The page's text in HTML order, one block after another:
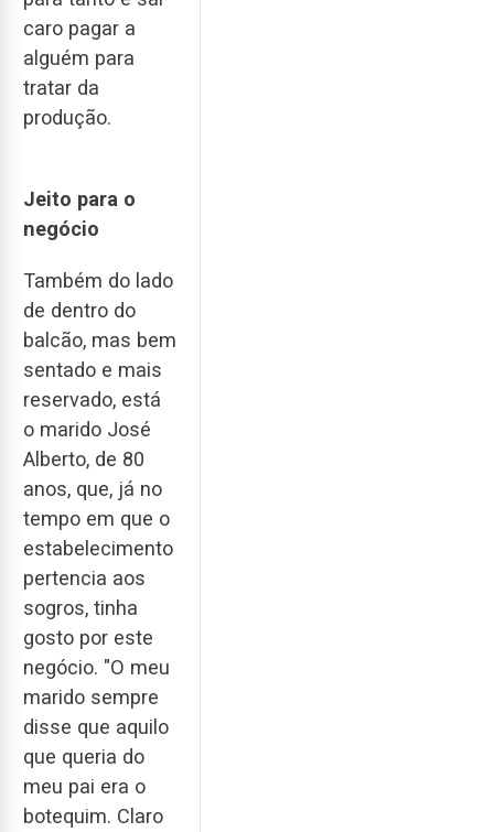
caro pagar a
alguém para
tratar da
produção.
Jeito para o
negócio
Também do lado
de dentro do
balcão, mas bem
sentado e mais
reservado, está
o marido José
Alberto, de 80
anos, que, já no
tempo em que o
estabelecimento
pertencia aos
sogros, tinha
gosto por este
negócio. "O meu
marido sempre
disse que aquilo
que queria do
meu pai era o
botequim. Claro